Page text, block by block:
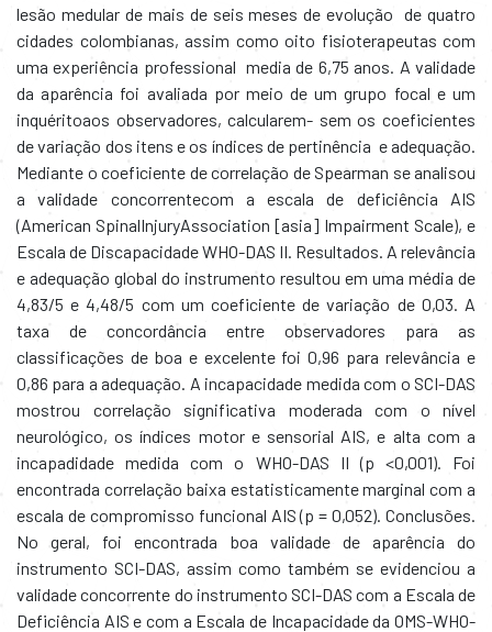
lesão medular de mais de seis meses de evolução de quatro
cidades colombianas, assim como oito fisioterapeutas com
uma experiência professional media de 6,75 anos. A validade
da aparência foi avaliada por meio de um grupo focal e um
inquéritoaos observadores, calcularem- sem os coeficientes
de variação dos itens e os índices de pertinência e adequação.
Mediante o coeficiente de correlação de Spearman se analisou
a validade concorrentecom a escala de deficiência AIS
(American SpinalInjuryAssociation [asia] Impairment Scale), e
Escala de Discapacidade WHO-DAS II. Resultados. A relevância
e adequação global do instrumento resultou em uma média de
4,83/5 e 4,48/5 com um coeficiente de variação de 0,03. A
taxa de concordância entre observadores para as
classificações de boa e excelente foi 0,96 para relevância e
0,86 para a adequação. A incapacidade medida com o SCI-DAS
mostrou correlação significativa moderada com o nível
neurológico, os índices motor e sensorial AIS, e alta com a
incapadidade medida com o WHO-DAS II (p <0,001). Foi
encontrada correlação baixa estatisticamente marginal com a
escala de compromisso funcional AIS (p = 0,052). Conclusões.
No geral, foi encontrada boa validade de aparência do
instrumento SCI-DAS, assim como também se evidenciou a
validade concorrente do instrumento SCI-DAS com a Escala de
Deficiência AIS e com a Escala de Incapacidade da OMS-WHO-